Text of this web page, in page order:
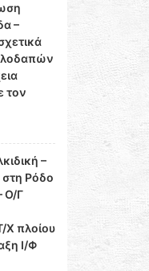
–
τον
–
στη Ρόδο
Ο/Γ
Χ πλοίου
Ι/Φ